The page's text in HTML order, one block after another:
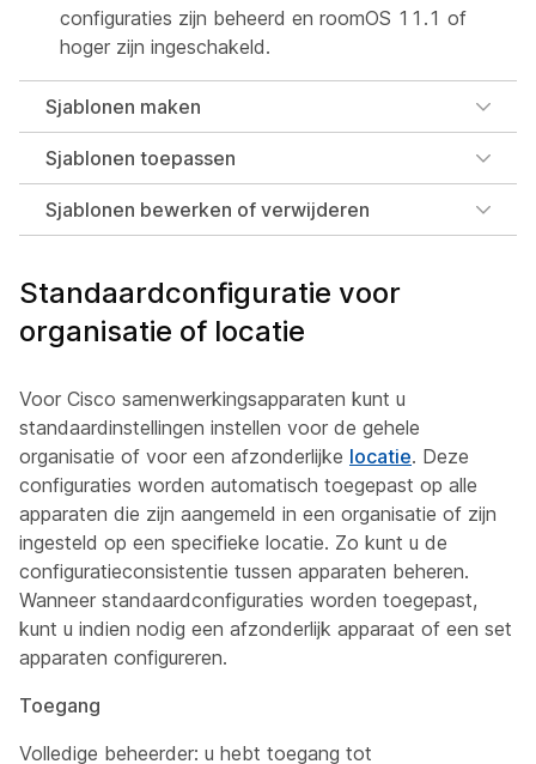
configuraties zijn beheerd en roomOS 11.1 of
hoger zijn ingeschakeld.
Sjablonen maken
Sjablonen toepassen
Sjablonen bewerken of verwijderen
Standaardconfiguratie voor
organisatie of locatie
Voor Cisco samenwerkingsapparaten kunt u
standaardinstellingen instellen voor de gehele
organisatie of voor een afzonderlijke locatie. Deze
configuraties worden automatisch toegepast op alle
apparaten die zijn aangemeld in een organisatie of zijn
ingesteld op een specifieke locatie. Zo kunt u de
configuratieconsistentie tussen apparaten beheren.
Wanneer standaardconfiguraties worden toegepast,
kunt u indien nodig een afzonderlijk apparaat of een set
apparaten configureren.
Toegang
Volledige beheerder: u hebt toegang tot